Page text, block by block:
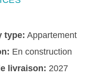
type: Appartement
En construction
livraison: 2027